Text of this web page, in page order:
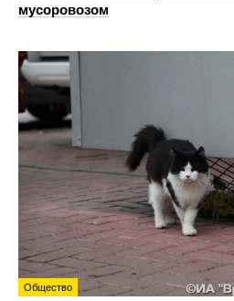
мусоровозом
Общество